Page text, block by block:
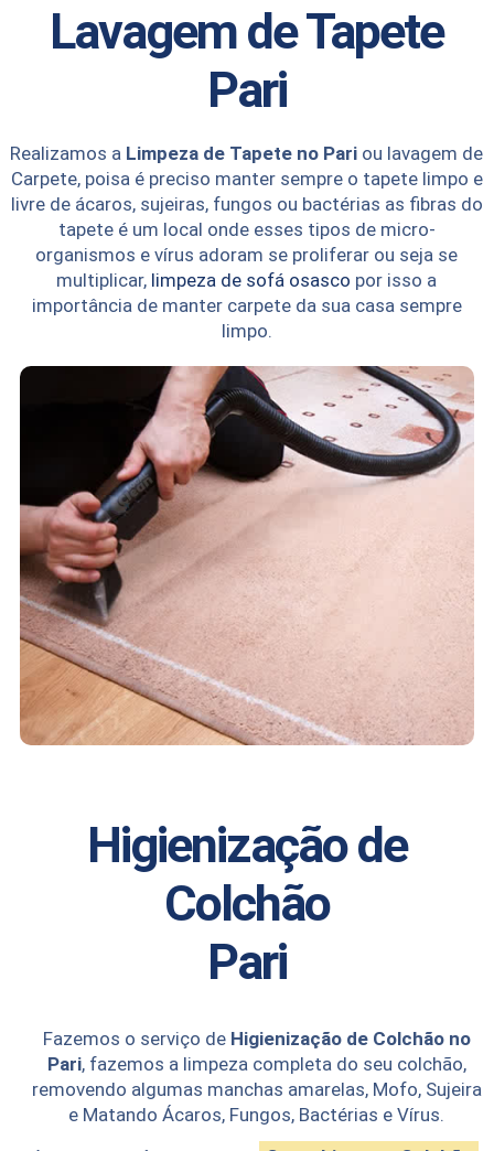
Lavagem de Tapete
Pari
Realizamos a Limpeza de Tapete no Pari ou lavagem de
Carpete, poisa é preciso manter sempre o tapete limpo e
livre de ácaros, sujeiras, fungos ou bactérias as fibras do
tapete é um local onde esses tipos de micro-
organismos e vírus adoram se proliferar ou seja se
multiplicar, limpeza de sofá osasco por isso a
importância de manter carpete da sua casa sempre
limpo.
Higienização de
Colchão
Pari
Fazemos o serviço de Higienização de Colchão no
Pari, fazemos a limpeza completa do seu colchão,
removendo algumas manchas amarelas, Mofo, Sujeira
e Matando Ácaros, Fungos, Bactérias e Vírus.